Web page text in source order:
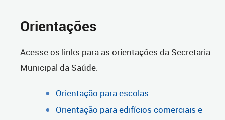
Orientações
Acesse os links para as orientações da Secretaria
Municipal da Saúde.
Orientação para escolas
Orientação para edifícios comerciais e